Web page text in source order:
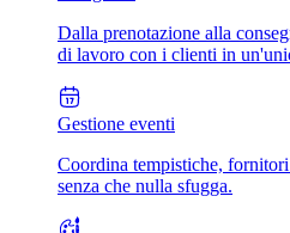
Dalla prenotazione alla
di lavoro con i clienti in
Gestione eventi
Coordina tempistiche,
senza che nulla sfugga.